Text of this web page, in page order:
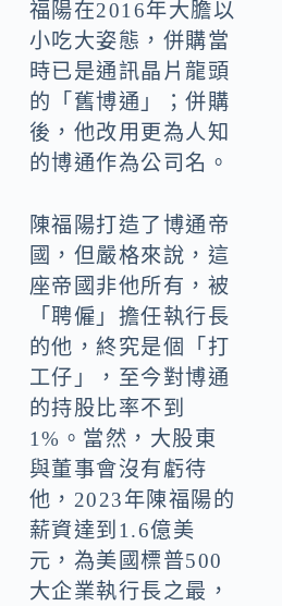
福陽在2016年大膽以
小吃大姿態，併購當
時已是通訊晶片龍頭
的「舊博通」；併購
後，他改用更為人知
的博通作為公司名。
陳福陽打造了博通帝
國，但嚴格來說，這
座帝國非他所有，被
「聘僱」擔任執行長
的他，終究是個「打
工仔」，至今對博通
的持股比率不到
1%。當然，大股東
與董事會沒有虧待
他，2023年陳福陽的
薪資達到1.6億美
元，為美國標普500
大企業執行長之最，